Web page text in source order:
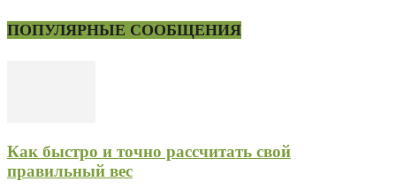
ПОПУЛЯРНЫЕ СООБЩЕНИЯ
Как быстро и точно рассчитать свой
правильный вес